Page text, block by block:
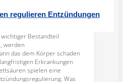
regulieren Entzündungen
Bestandteil
werden
das dem Körper schaden
Erkrankungen
spielen eine
Was